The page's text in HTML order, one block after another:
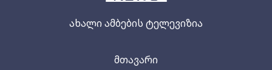
ახალი ამბების ტელევიზია
მთავარი